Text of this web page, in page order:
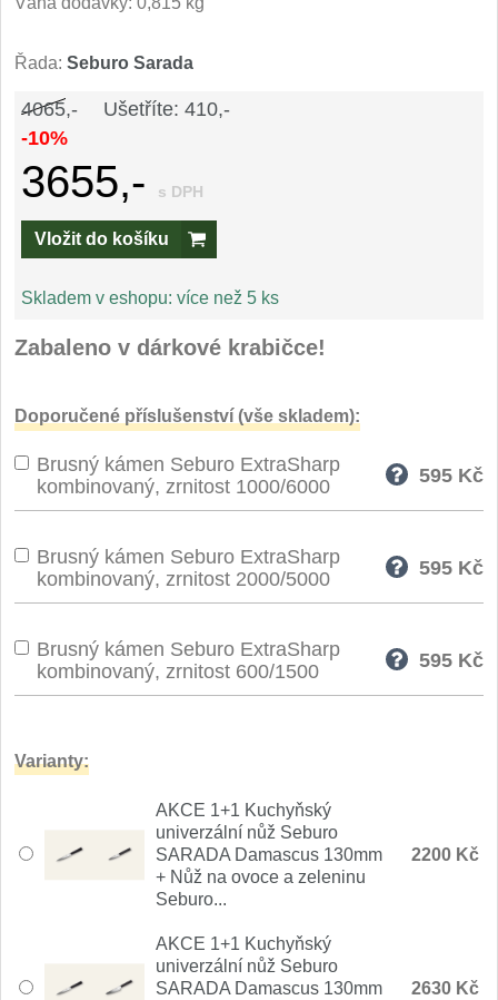
Záchranářské
Ostření nožů
Ostřiče nožů
Brusné kameny 3
Doplňky a díly 4
Nože SEBURO
Sady nožů SEBURO 6
Nože Seburo SUBAJA 92
Nože Seburo HOGANI
Nože Tojiro Shippu
Nože Tojiro Zen 1
Řada: Seburo Sarada
4065,- Ušetříte: 410,-
-10%
3655,- s DPH
Vložit do košíku
Skladem v eshopu: více než 5 ks
Zabaleno v dárkové krabičce!
Doporučené příslušenství (vše skladem):
Brusný kámen Seburo ExtraSharp
kombinovaný, zrnitost 1000/6000
595 Kč
Brusný kámen Seburo ExtraSharp
kombinovaný, zrnitost 2000/5000
595 Kč
Brusný kámen Seburo ExtraSharp
kombinovaný, zrnitost 600/1500
595 Kč
Varianty:
AKCE 1+1 Kuchyňský
univerzální nůž Seburo
SARADA Damascus 130mm
+ Nůž na ovoce a zeleninu
Seburo...
2200 Kč
AKCE 1+1 Kuchyňský
univerzální nůž Seburo
SARADA Damascus 130mm
2630 Kč